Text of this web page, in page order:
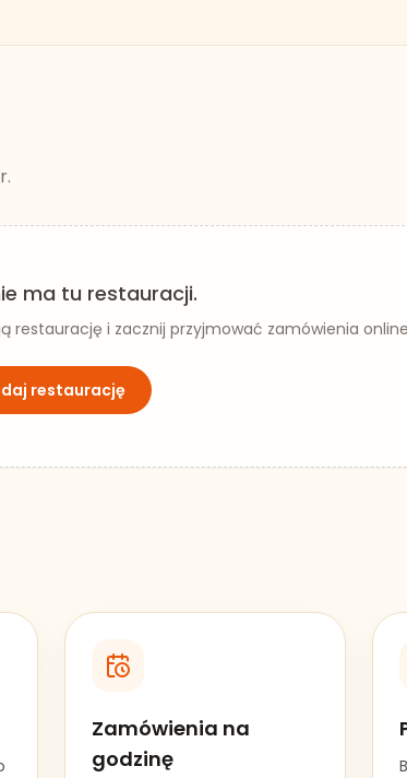
ma tu restauracji.
restaurację i zacznij przyjmować zamówienia
restaurację
Zamówienia na
godzinę